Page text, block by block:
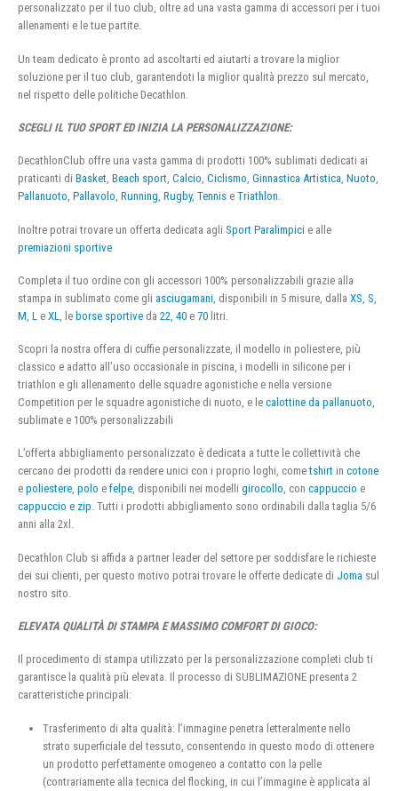
personalizzato per il tuo club, oltre ad una vasta gamma di accessori per i tuoi
allenamenti e le tue partite.
Un team dedicato è pronto ad ascoltarti ed aiutarti a trovare la miglior
soluzione per il tuo club, garantendoti la miglior qualità prezzo sul mercato,
nel rispetto delle politiche Decathlon.
SCEGLI IL TUO SPORT ED INIZIA LA PERSONALIZZAZIONE:
DecathlonClub offre una vasta gamma di prodotti 100% sublimati dedicati ai
praticanti di Basket, Beach sport, Calcio, Ciclismo, Ginnastica Artistica, Nuoto,
Pallanuoto, Pallavolo, Running, Rugby, Tennis e Triathlon.
Inoltre potrai trovare un offerta dedicata agli Sport Paralimpici e alle
premiazioni sportive
Completa il tuo ordine con gli accessori 100% personalizzabili grazie alla
stampa in sublimato come gli asciugamani , disponibili in 5 misure, dalla XS S
M L e XL , le borse sportive da 22 40 e 70 litri.
Scopri la nostra offera di cuffie personalizzate, il modello in poliestere, più
classico e adatto all’uso occasionale in piscina, i modelli in silicone per i
triathlon e gli allenamento delle squadre agonistiche e nella versione
Competition per le squadre agonistiche di nuoto, e le calottine da pallanuoto,
sublimate e 100% personalizzabili
L’offerta abbigliamento personalizzato è dedicata a tutte le collettività che
cercano dei prodotti da rendere unici con i proprio loghi, cometshirt in cotone
e poliestere, polo e felpe, disponibili nei modelli girocollo, con cappuccio e
cappuccio e zip. Tutti i prodotti abbigliamento sono ordinabili dalla taglia 5/6
anni alla 2xl.
Decathlon Club si affida a partner leader del settore per soddisfare le richieste
dei sui clienti, per questo motivo potrai trovare le offerte dedicate di Joma sul
nostro sito.
ELEVATA QUALITÀ DI STAMPA E MASSIMO COMFORT DI GIOCO:
Il procedimento di stampa utilizzato per la personalizzazione completi club ti
garantisce la qualità più elevata. Il processo di SUBLIMAZIONE presenta 2
caratteristiche principali:
Trasferimento di alta qualità: l’immagine penetra letteralmente nello
strato superficiale del tessuto, consentendo in questo modo di ottenere
un prodotto perfettamente omogeneo a contatto con la pelle
(contrariamente alla tecnica del flocking, in cui l’immagine è applicata al